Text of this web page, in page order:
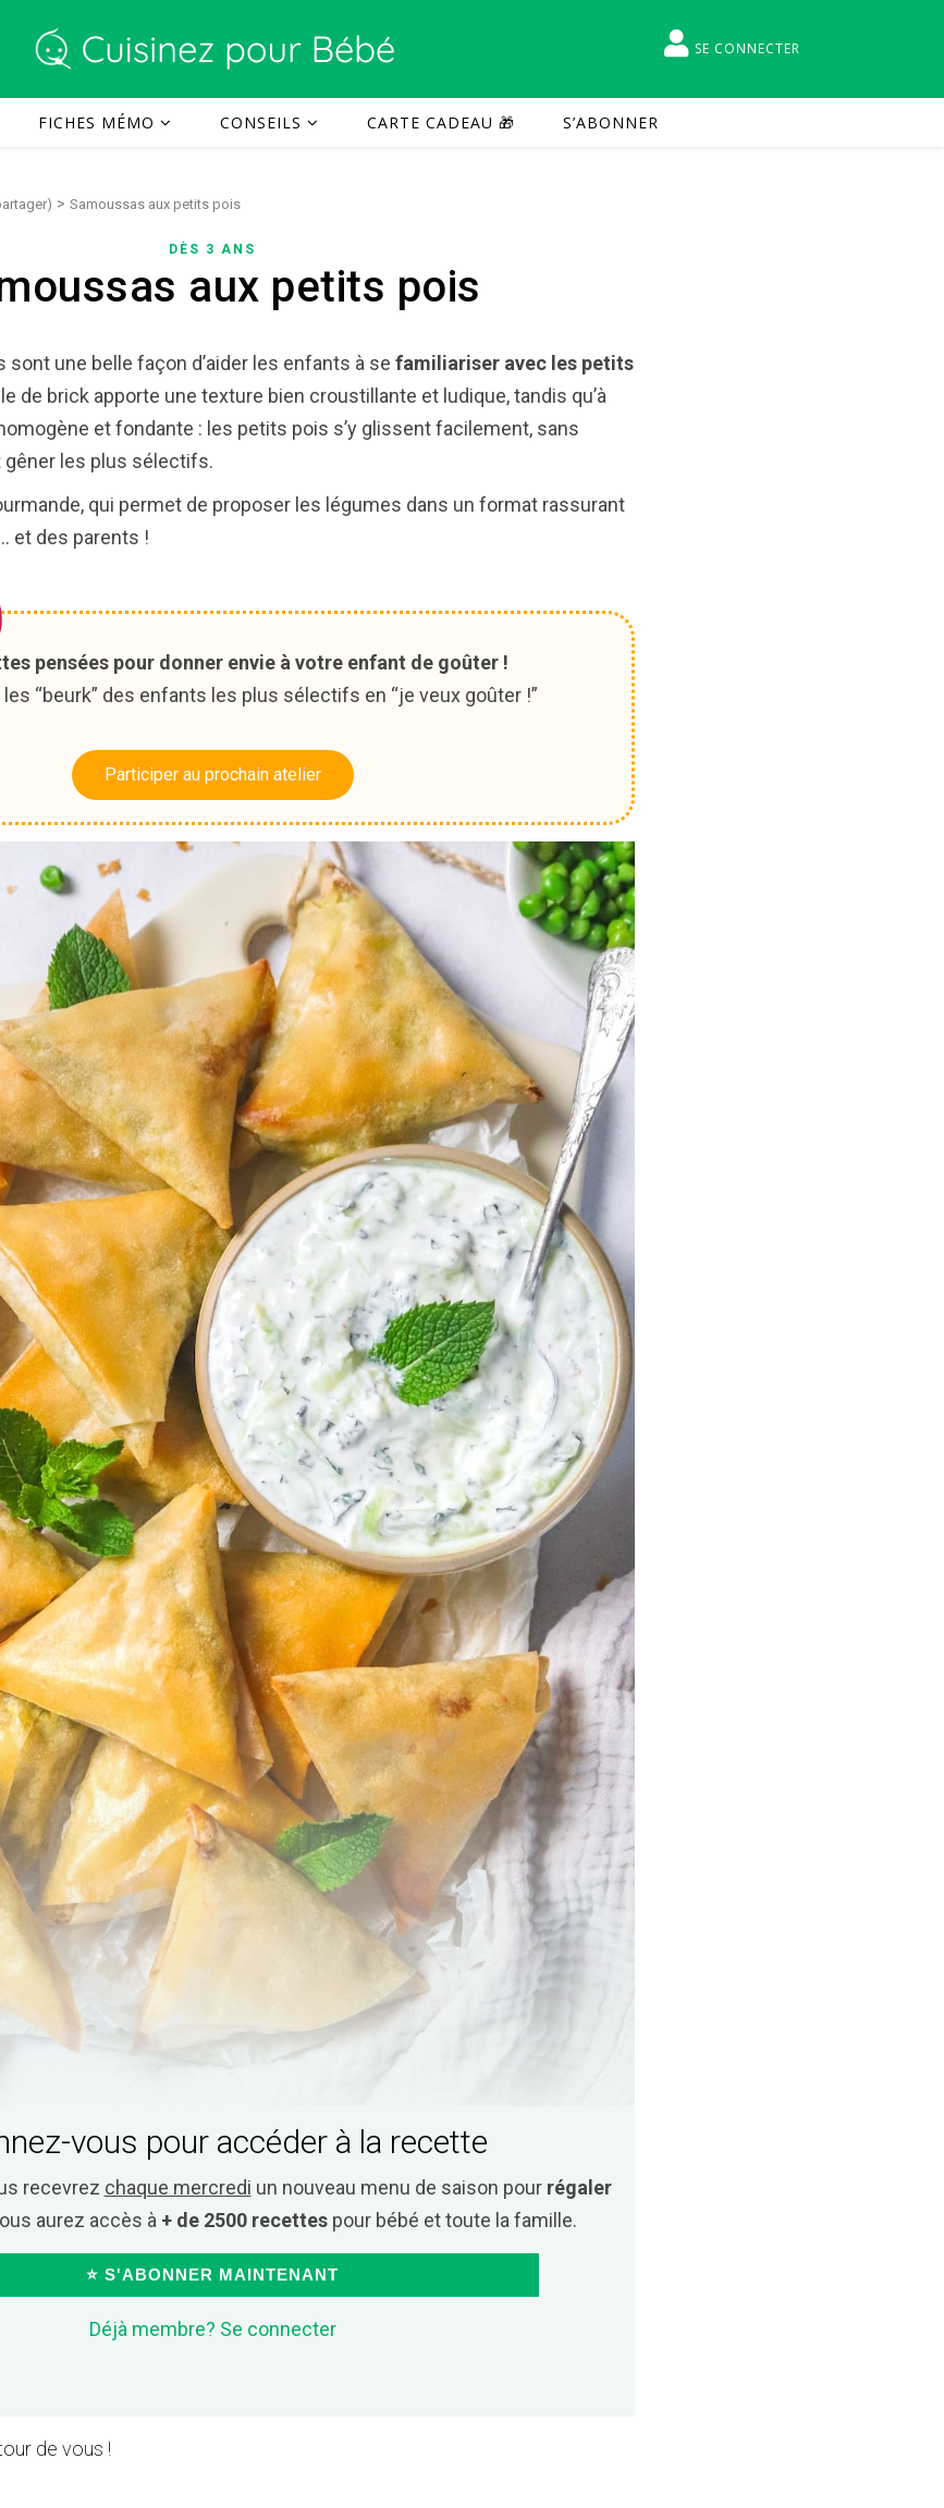
SE CONNECTER
FICHES MÉMO CONSEILS CARTE CADEAU 🎁 S’ABONNER
> Samoussas aux petits pois
DÈS 3 ANS
aux petits pois
une belle façon d’aider les enfants à se familiariser avec les petits
de brick apporte une texture bien croustillante et ludique, tandis qu’à
et fondante : les petits pois s’y glissent facilement, sans
gêner les plus sélectifs.
qui permet de proposer les légumes dans un format rassurant
et des parents !
pensées pour donner envie à votre enfant de goûter !
“beurk” des enfants les plus sélectifs en “je veux goûter !”
Participer au prochain atelier
vous pour accéder à la recette
recevrez chaque mercredi un nouveau menu de saison pour régaler
aurez accès à + de 2500 recettes pour bébé et toute la famille.
⭐ S'ABONNER MAINTENANT
Déjà membre? Se connecter
de vous !